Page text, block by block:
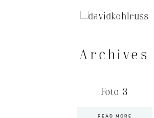
Archives
Foto 3
READ MORE